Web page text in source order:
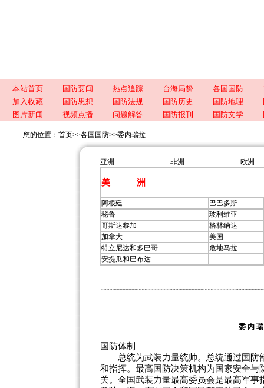
本站首页 国防要闻 热点追踪 台海局势 各国国防
加入收藏
国防思想 国防法规 国防历史 国防地理
图片新闻
视频点播 问题解答 国防报刊 国防文学
您的位置： 首页>>各国国防>>委内瑞拉
亚洲 非洲 欧洲
美 洲
阿根廷
巴巴多斯
秘鲁
玻利维亚
哥斯达黎加
格林纳达
加拿大
美国
特立尼达和多巴哥
危地马拉
安提瓜和巴布达
委 内
国防体制
总统为武装力量统帅。总统通过国防
和指挥。最高国防决策机构为国家安全
关。全国武装力量最高委员会是最高军